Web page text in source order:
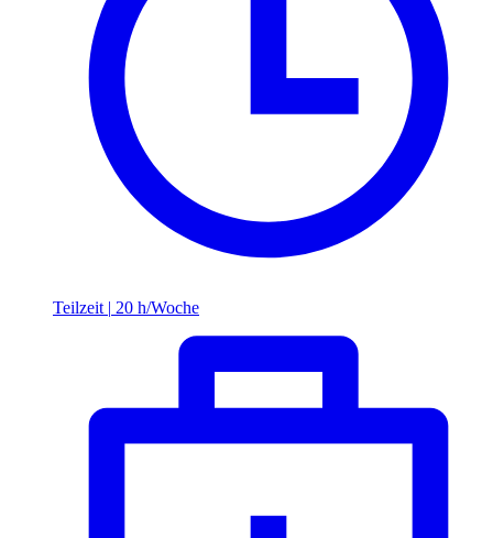
Teilzeit | 20 h/Woche